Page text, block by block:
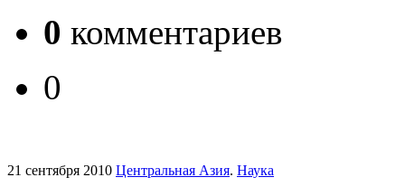
0 комментариев
0
21 сентября 2010 Центральная Азия. Наука